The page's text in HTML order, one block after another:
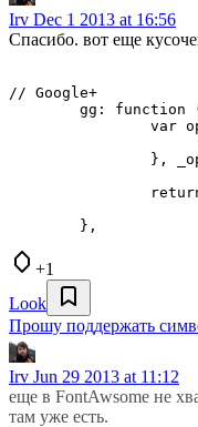
Irv Dec 1 2013 at 16:56
Спасибо. вот еще
// Google+
+1
Look
Прошу поддержать
Irv Jun 29 2013 at 11:12
еще в FontAwsome не
там уже есть.